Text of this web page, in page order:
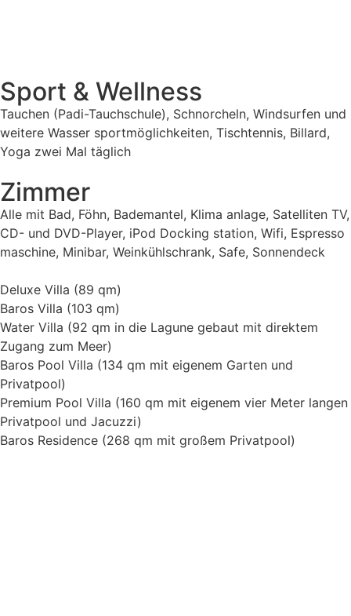
Sport & Wellness
Tauchen (Padi-Tauchschule), Schnorcheln, Windsurfen und
weitere Wasser sportmöglichkeiten, Tischtennis, Billard,
Yoga zwei Mal täglich
Zimmer
Alle mit Bad, Föhn, Bademantel, Klima anlage, Satelliten TV,
CD- und DVD-Player, iPod Docking station, Wifi, Espresso
maschine, Minibar, Weinkühlschrank, Safe, Sonnendeck
Deluxe Villa (89 qm)
Baros Villa (103 qm)
Water Villa (92 qm in die Lagune gebaut mit direktem
Zugang zum Meer)
Baros Pool Villa (134 qm mit eigenem Garten und
Privatpool)
Premium Pool Villa (160 qm mit eigenem vier Meter langen
Privatpool und Jacuzzi)
Baros Residence (268 qm mit großem Privatpool)